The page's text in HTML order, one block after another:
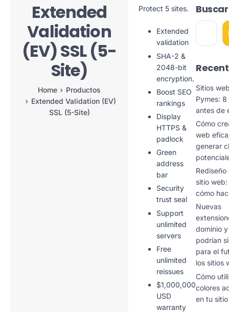
Extended
Validation
(EV) SSL (5-
Site)
Home
Productos
Extended Validation (EV)
SSL (5-Site)
Protect 5 sites.
Extended
validation
SHA-2 &
2048-bit
encryption.
Boost SEO
rankings
Display
HTTPS &
padlock
Green
address
bar
Security
trust seal
Support
unlimited
servers
Free
unlimited
reissues
$1,000,000
USD
warranty
Buscar
Sitios
Pymes:
antes de
Cómo
web
generar
Rediseño
sitio
cómo
Nuevas
dominio
podrían
para el
los sitios
Cómo
colores
en tu